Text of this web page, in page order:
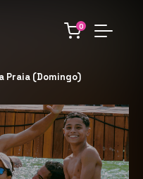
0
Praia (Domingo)